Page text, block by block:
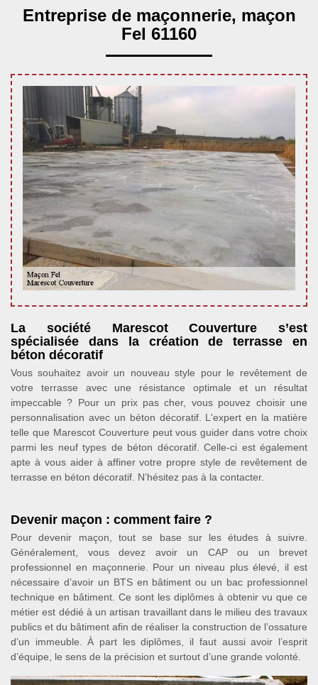
Entreprise de maçonnerie, maçon
Fel 61160
La société Marescot Couverture s’est
spécialisée dans la création de terrasse en
béton décoratif
Vous souhaitez avoir un nouveau style pour le revêtement de
votre terrasse avec une résistance optimale et un résultat
impeccable ? Pour un prix pas cher, vous pouvez choisir une
personnalisation avec un béton décoratif. L'expert en la matière
telle que Marescot Couverture peut vous guider dans votre choix
parmi les neuf types de béton décoratif. Celle-ci est également
apte à vous aider à affiner votre propre style de revêtement de
terrasse en béton décoratif. N’hésitez pas à la contacter.
Devenir maçon : comment faire ?
Pour devenir maçon, tout se base sur les études à suivre.
Généralement, vous devez avoir un CAP ou un brevet
professionnel en maçonnerie. Pour un niveau plus élevé, il est
nécessaire d’avoir un BTS en bâtiment ou un bac professionnel
technique en bâtiment. Ce sont les diplômes à obtenir vu que ce
métier est dédié à un artisan travaillant dans le milieu des travaux
publics et du bâtiment afin de réaliser la construction de l’ossature
d’un immeuble. À part les diplômes, il faut aussi avoir l’esprit
d’équipe, le sens de la précision et surtout d’une grande volonté.